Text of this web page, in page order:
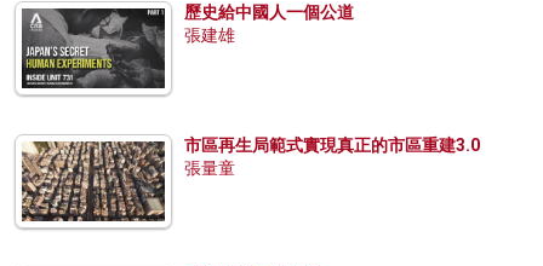
歷史給中國人一個公道
張建雄
市區再生局範式實現真正的市區重建3.0
張量童